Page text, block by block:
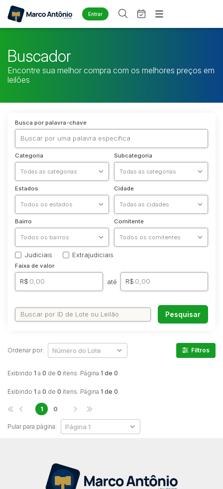
Entrar
Criar conta Entrar
Site
Agenda
Quem Somos
Busca por categoria
Diversos
Arma/Segurança
Combustível
Imóveis
Apartamento
Casa
Comercial
Hotel
Imovel
Lote
Lote de Terreno
Ponto Comercial
Prédio Comercial
Terreno
Vaga de Garagem
Veículos
Caminhão
Caminhões
Reboque
Home
Quem Somos
Buscador
Encontre sua melhor compra com os melhores preços em
leilões
Busca por palavra-chave
Categoria Subcategoria
Estados Cidade
Bairro Comitente
Judiciais Extrajudiciais
Faixa de valor
R$ até R$
Pesquisar
Exibindo 1 a 0 de 0 itens. Página 1 de 0.
Ordenar por: Filtros
Exibindo 1 a 0 de 0 itens. Página 1 de 0.
Pular para página:
1 0